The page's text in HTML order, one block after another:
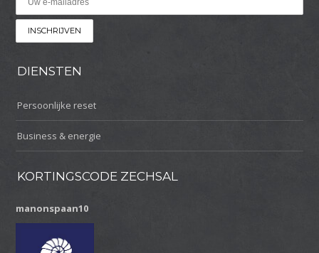
DIENSTEN
Persoonlijke reset
Business & energie
KORTINGSCODE ZECHSAL
manonspaan10